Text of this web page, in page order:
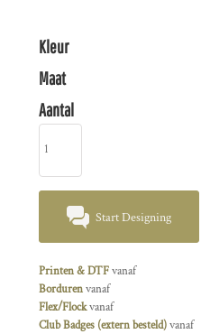
Kleur
Maat
Aantal
Start Designing
Printen & DTFvanaf
Bordurenvanaf
Flex/Flockvanaf
Club Badges (extern besteld)vanaf